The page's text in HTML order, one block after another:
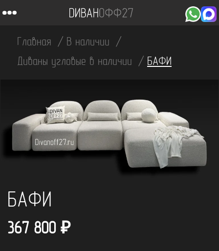
Главная
В наличии
Диваны угловые в наличии
БАФИ
БАФИ
367 800 ₽